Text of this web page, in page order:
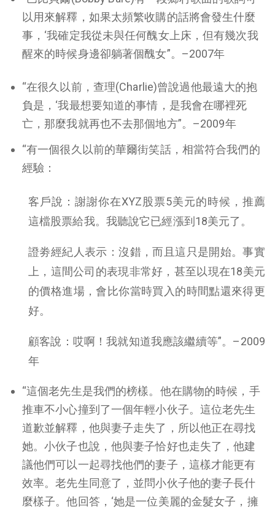
以用來解釋，如果太頻繁收購的話將會發生什麼
事，‘我確定我從未與任何醜女上床，但有幾次我
醒來的時候身邊卻躺著個醜女”。–2007年
“在很久以前，查理(Charlie)曾說過他最遠大的抱
負是，‘我最想要知道的事情，是我會在哪裡死
亡，那麼我就再也不去那個地方”。–2009年
“有一個很久以前的華爾街笑話，相當符合我們的
經驗：
客戶說：謝謝你在XYZ股票5美元的時候，推薦
這檔股票給我。我聽說它已經漲到18美元了。
證劵經紀人表示：沒錯，而且這只是開始。事實
上，這間公司的表現非常好，甚至以現在18美元
的價格進場，會比你當時買入的時間點還來得更
好。
顧客說：哎啊！我就知道我應該繼續等”。–2009
年
“這個老先生是我們的榜樣。他在購物的時候，手
推車不小心撞到了一個年輕小伙子。這位老先生
道歉並解釋，他與妻子走失了，所以他正在尋找
她。小伙子也說，他與妻子恰好也走失了，他建
議他們可以一起尋找他們的妻子，這樣才能更有
效率。老先生同意了，並問小伙子他的妻子長什
麼樣子。他回答，‘她是一位美麗的金髮女子，擁